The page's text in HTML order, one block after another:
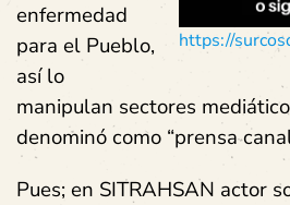
https://
enfermedad
para el Pueblo,
así lo
manipulan sectores
denominó como “prensa
Pues; en SITRAHSAN actor